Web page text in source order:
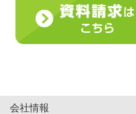
会社情報